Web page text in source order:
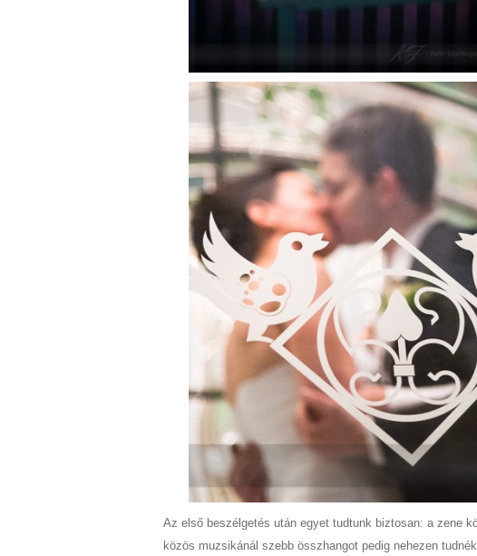
Az első beszélgetés után egyet tudtunk biztosan: a zene
közös muzsikánál szebb összhangot pedig nehezen